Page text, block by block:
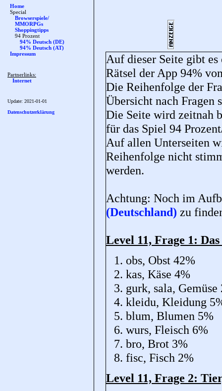
Home
Special
Browserspiele/
MMORPGs
Shoppingtipps
94 Prozent
94% Deutsch (DE)
94% Deutsch (AT)
Impressum
Partnerlinks:
Internet
Update: 2021-01-01
Datenschutzerklärung
Auf dieser Seite gibt
Rätsel der App 94%
Die Reihenfolge der
Übersicht nach Fragen
Die Seite wird zeitnah
für das Spiel 94
Auf allen Unterseiten
Reihenfolge nicht
werden.
Achtung: Noch im
(Deutschland) zu
Level 11, Frage 1:
obs, Obst 42%
kas, Käse 4%
gurk, sala, Gemüse
kleidu, Kleidung
blum, Blumen 5%
wurs, Fleisch 6%
bro, Brot 3%
fisc, Fisch 2%
Level 11, Frage 2: